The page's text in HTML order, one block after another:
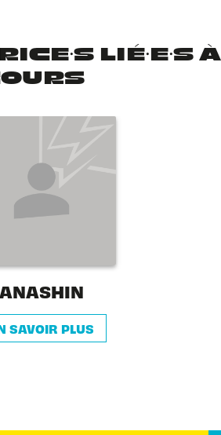
LIÉ·E·S À
ANASHIN
SAVOIR PLUS